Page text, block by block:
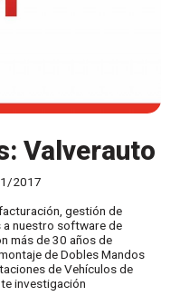
Valverauto
2017
gestión de
nuestro software de
más de 30 años de
de Dobles Mandos
de Vehículos de
investigación